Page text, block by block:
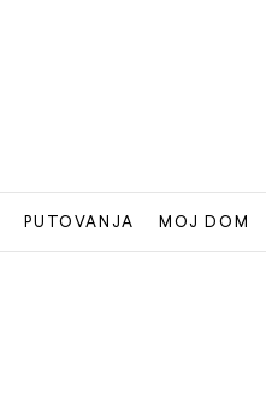
PUTOVANJA MOJ DOM